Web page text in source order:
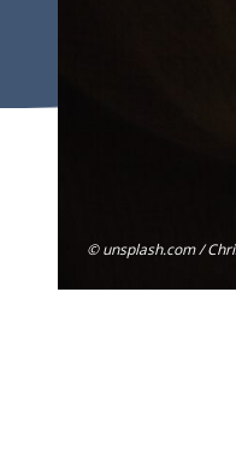
© unsplash.com /